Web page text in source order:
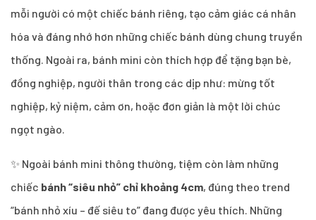
mỗi người có một chiếc bánh riêng, tạo cảm giác cá nhân
hóa và đáng nhớ hơn những chiếc bánh dùng chung truyền
thống. Ngoài ra, bánh mini còn thích hợp để tặng bạn bè,
đồng nghiệp, người thân trong các dịp như: mừng tốt
nghiệp, kỷ niệm, cảm ơn, hoặc đơn giản là một lời chúc
ngọt ngào.
✨ Ngoài bánh mini thông thường, tiệm còn làm những
chiếc bánh “siêu nhỏ” chỉ khoảng 4cm, đúng theo trend
“bánh nhỏ xíu – đế siêu to” đang được yêu thích. Những